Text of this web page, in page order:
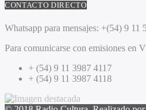
CONTACTO DIRECTO
Whatsapp para mensajes: +(54) 9 11
Para comunicarse con emisiones en
+ (54) 9 11 3987 4117
+ (54) 9 11 3987 4118